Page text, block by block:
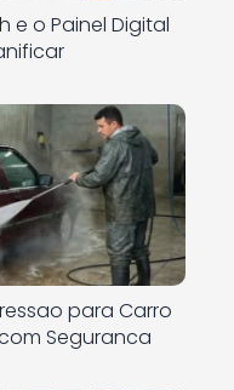
e o Painel Digital
para Carro
Seguranca